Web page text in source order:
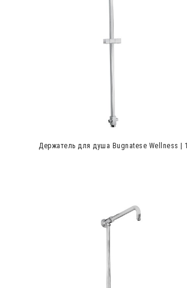
Держатель для душа Bugnatese Wellness |